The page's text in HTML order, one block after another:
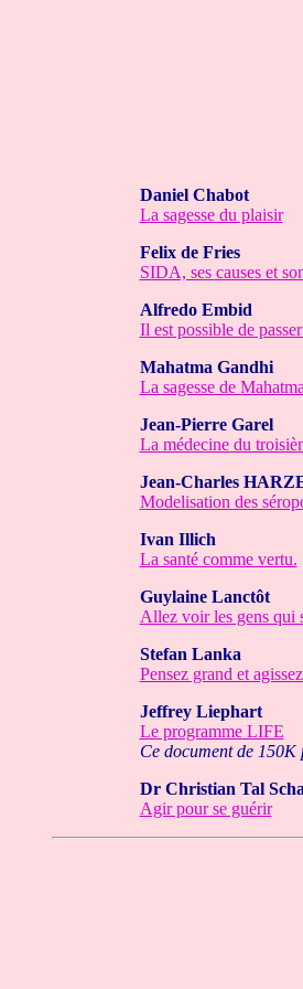
Daniel Chabot
La sagesse du plaisir
Felix de Fries
SIDA, ses causes et
Alfredo Embid
Il est possible de
Mahatma Gandhi
La sagesse de
Jean-Pierre Garel
La médecine du
Jean-Charles
Modelisation des
Ivan Illich
La santé comme vertu.
Guylaine Lanctôt
Allez voir les gens qui
Stefan Lanka
Pensez grand et
Jeffrey Liephart
Le programme LIFE
Ce document de
Dr Christian Tal
Agir pour se guérir